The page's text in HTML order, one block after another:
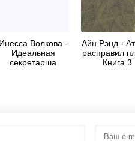
Инесса Волкова -
Идеальная
секретарша
Айн Рэнд -
расправил
Книга 3